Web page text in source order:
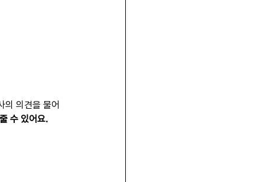
의 의견을 물어
수 있어요.